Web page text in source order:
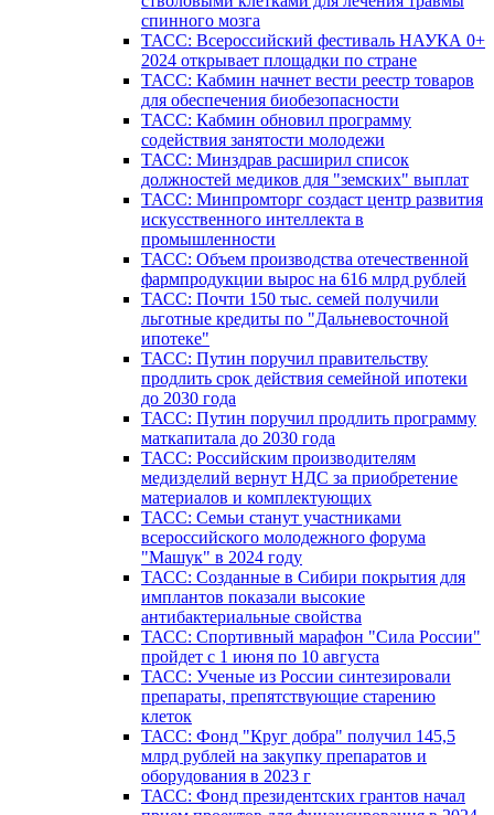
спинного мозга
ТАСС: Всероссийский фестиваль НАУКА 0+
2024 открывает площадки по стране
ТАСС: Кабмин начнет вести реестр товаров
для обеспечения биобезопасности
ТАСС: Кабмин обновил программу
содействия занятости молодежи
ТАСС: Минздрав расширил список
должностей медиков для "земских" выплат
ТАСС: Минпромторг создаст центр развития
искусственного интеллекта в
промышленности
ТАСС: Объем производства отечественной
фармпродукции вырос на 616 млрд рублей
ТАСС: Почти 150 тыс. семей получили
льготные кредиты по "Дальневосточной
ипотеке"
ТАСС: Путин поручил правительству
продлить срок действия семейной ипотеки
до 2030 года
ТАСС: Путин поручил продлить программу
маткапитала до 2030 года
ТАСС: Российским производителям
медизделий вернут НДС за приобретение
материалов и комплектующих
ТАСС: Семьи станут участниками
всероссийского молодежного форума
"Машук" в 2024 году
ТАСС: Созданные в Сибири покрытия для
имплантов показали высокие
антибактериальные свойства
ТАСС: Спортивный марафон "Сила России"
пройдет с 1 июня по 10 августа
ТАСС: Ученые из России синтезировали
препараты, препятствующие старению
клеток
ТАСС: Фонд "Круг добра" получил 145,5
млрд рублей на закупку препаратов и
оборудования в 2023 г
ТАСС: Фонд президентских грантов начал